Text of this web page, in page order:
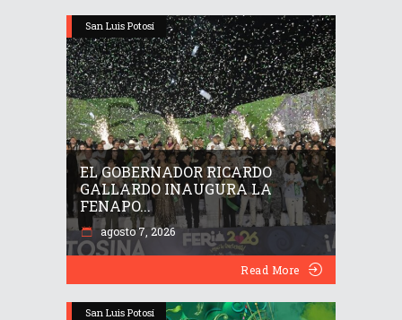
San Luis Potosí
EL GOBERNADOR RICARDO
GALLARDO INAUGURA LA
FENAPO...
agosto 7, 2026
Read More
San Luis Potosí